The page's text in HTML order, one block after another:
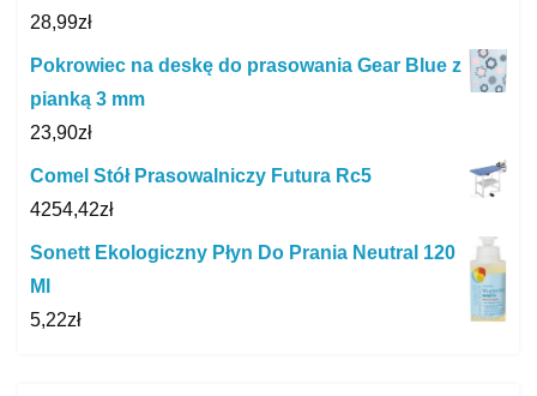
28,99zł
Pokrowiec na deskę do prasowania Gear Blue z
pianką 3 mm
23,90zł
Comel Stół Prasowalniczy Futura Rc5
4254,42zł
Sonett Ekologiczny Płyn Do Prania Neutral 120
Ml
5,22zł